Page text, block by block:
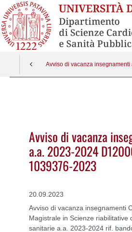
Avviso di vacanza
Avviso di vacanza
a.a. 2023-2024
1039376-2023
20.09.2023
Avviso di vacanza insegnamenti
Magistrale in Scienze riabilitative
sanitarie a.a. 2023-2024 rif.